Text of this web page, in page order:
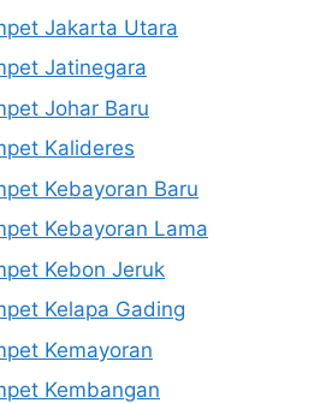
Jakarta Utara
Jatinegara
Johar Baru
Kalideres
Kebayoran Baru
Kebayoran Lama
Kebon Jeruk
Kelapa Gading
Kemayoran
Kembangan